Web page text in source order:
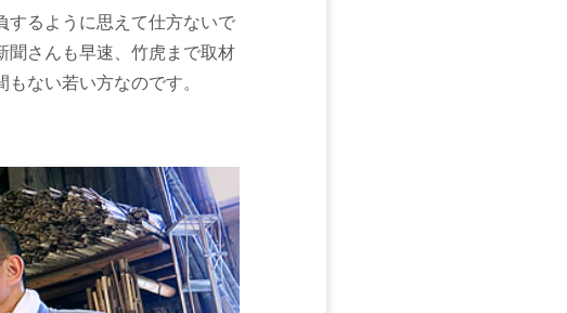
するように思えて仕方ないで
聞さんも早速、竹虎まで取材
ない若い方なのです。